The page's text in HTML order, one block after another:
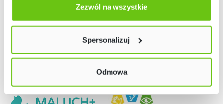
użyjemy tylko plików niezbędnych dla naszej strony.
Twój wybór możesz zmienić przez kliknięcie przycisku w
Polityce prywatności
Zezwól na wszystkie
Spersonalizuj
Odmowa